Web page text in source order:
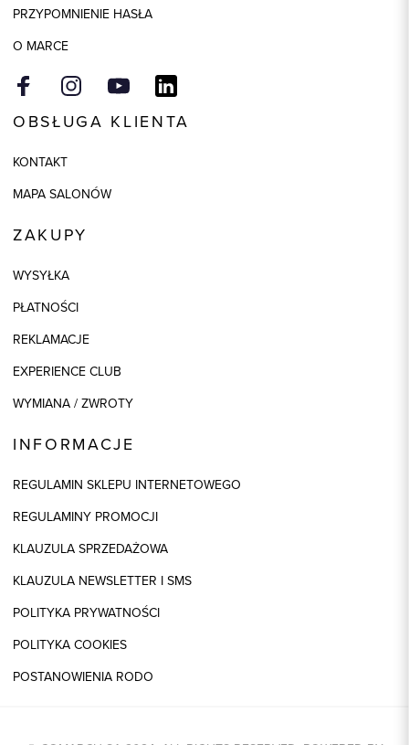
PRZYPOMNIENIE HASŁA
O MARCE
OBSŁUGA KLIENTA
KONTAKT
MAPA SALONÓW
ZAKUPY
WYSYŁKA
PŁATNOŚCI
REKLAMACJE
EXPERIENCE CLUB
WYMIANA / ZWROTY
INFORMACJE
REGULAMIN SKLEPU INTERNETOWEGO
REGULAMINY PROMOCJI
KLAUZULA SPRZEDAŻOWA
KLAUZULA NEWSLETTER I SMS
POLITYKA PRYWATNOŚCI
POLITYKA COOKIES
POSTANOWIENIA RODO